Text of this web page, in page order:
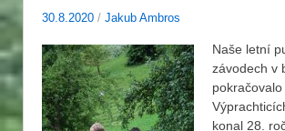
30.8.2020 / Jakub Ambros
Naše letní
závodech v
konal 28.